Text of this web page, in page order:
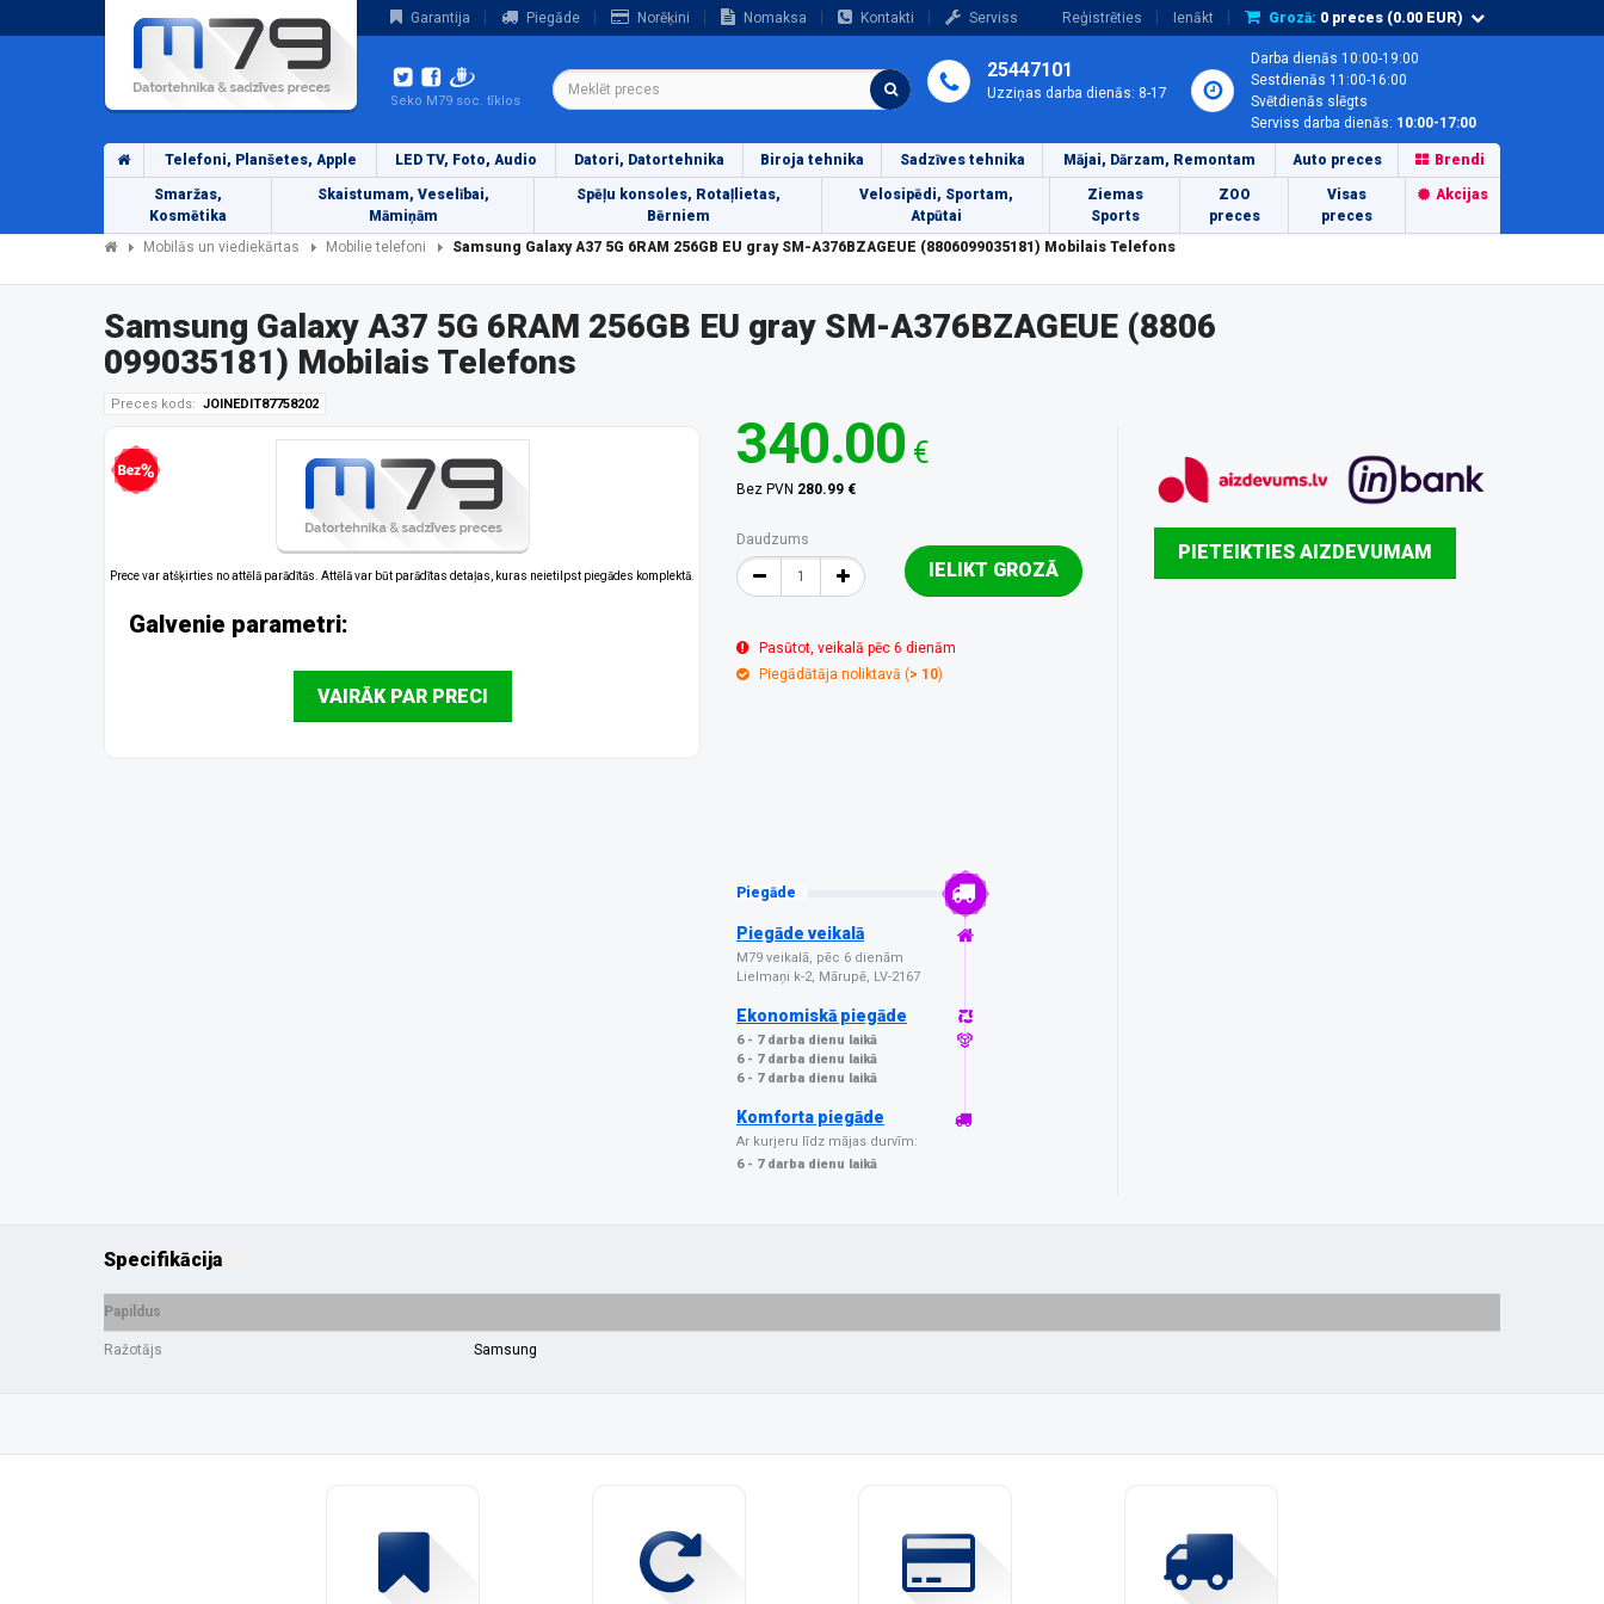
Garantija Piegāde Norēķini Nomaksa Kontakti Serviss Reģistrēties Ienākt Grozā: 0 preces (0.00 EUR)
Seko M79 soc. tīklos
25447101
Uzziņas darba dienās: 8-17
Darba dienās 10:00-19:00
Sestdienās 11:00-16:00
Svētdienās slēgts
Serviss darba dienās: 10:00-17:00
Telefoni, Planšetes, Apple LED TV, Foto, Audio Datori, Datortehnika Biroja tehnika Sadzīves tehnika Mājai, Dārzam, Remontam Auto preces Brendi
Smaržas,
Kosmētika
Skaistumam, Veselībai,
Māmiņām
Spēļu konsoles, Rotaļlietas,
Bērniem
Velosipēdi, Sportam,
Atpūtai
Ziemas
Sports
ZOO
preces
Visas
preces
Akcijas
Mobilās un viediekārtas Mobilie telefoni Samsung Galaxy A37 5G 6RAM 256GB EU gray SM-A376BZAGEUE (8806099035181) Mobilais Telefons
Samsung Galaxy A37 5G 6RAM 256GB EU gray SM-A376BZAGEUE (8806
099035181) Mobilais Telefons
Preces kods: JOINEDIT87758202
Bezprocentu kredīts
Prece var atšķirties no attēlā parādītās. Attēlā var būt parādītas detaļas, kuras neietilpst piegādes komplektā.
Galvenie parametri:
VAIRĀK PAR PRECI
340.00 €
Bez PVN 280.99 €
Daudzums
IELIKT GROZĀ
Pasūtot, veikalā pēc 6 dienām
Piegādātāja noliktavā (> 10)
Piegāde
Piegāde veikalā
M79 veikalā, pēc 6 dienām
Lielmaņi k-2, Mārupē, LV-2167
Ekonomiskā piegāde
6 - 7 darba dienu laikā
6 - 7 darba dienu laikā
6 - 7 darba dienu laikā
Komforta piegāde
Ar kurjeru līdz mājas durvīm:
6 - 7 darba dienu laikā
PIETEIKTIES AIZDEVUMAM
Specifikācija
Papildus
Ražotājs Samsung